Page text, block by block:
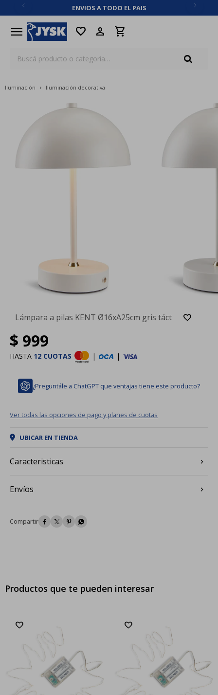
ENVIOS A TODO EL PAIS
menu favorite
Iluminación Iluminación decorativa
Lámpara a pilas KENT Ø16xA25cm gris táct
$ 999
HASTA 12 CUOTAS | |
¿Preguntále a ChatGPT que ventajas tiene este producto?
Ver todas las opciones de pago y planes de cuotas
UBICAR EN TIENDA
Caracteristicas
Envíos
   
Productos que te pueden interesar
close